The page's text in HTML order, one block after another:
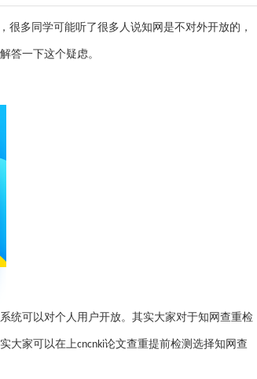
多同学可能听了很多人说知网是不对外开放的，
答一下这个疑虑。
统可以对个人用户开放。其实大家对于知网查重检
大家可以在上cncnki论文查重提前检测选择知网查